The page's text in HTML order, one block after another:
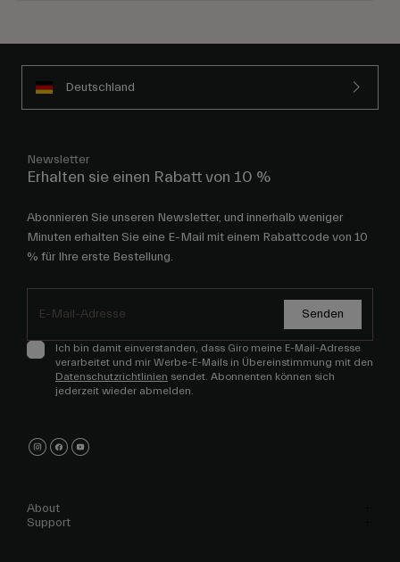
Deutschland
Newsletter
Erhalten sie einen Rabatt von 10 %
Abonnieren Sie unseren Newsletter, und innerhalb weniger
Minuten erhalten Sie eine E-Mail mit einem Rabattcode von 10
% für Ihre erste Bestellung.
Senden
Ich bin damit einverstanden, dass Giro meine E-Mail-Adresse
verarbeitet und mir Werbe-E-Mails in Übereinstimmung mit den
Datenschutzrichtlinien sendet. Abonnenten können sich
jederzeit wieder abmelden.
About
Support